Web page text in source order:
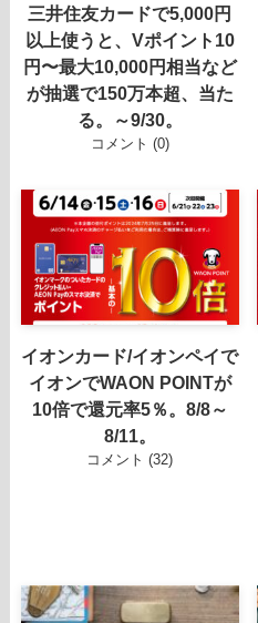
三井住友カードで5,000円
以上使うと、Vポイント10
円〜最大10,000円相当など
が抽選で150万本超、当た
る。～9/30。
コメント (0)
イオンカード/イオンペイで
イオンでWAON POINTが
10倍で還元率5％。8/8～
8/11。
コメント (32)